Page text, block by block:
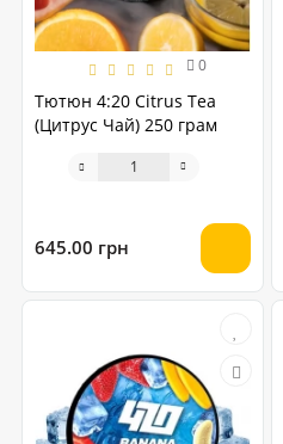
0
Тютюн 4:20 Citrus Tea
(Цитрус Чай) 250 грам
645.00 грн